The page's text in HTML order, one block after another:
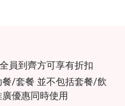
員到齊方可享有折扣
/套餐 並不包括套餐/飲
優惠同時使用